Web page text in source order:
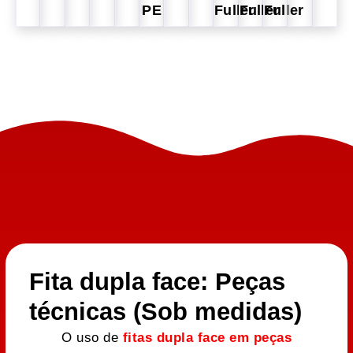
PE
FullerFullerFuller
Fita dupla face: Peças
técnicas (Sob medidas)
O uso de fitas dupla face em peças